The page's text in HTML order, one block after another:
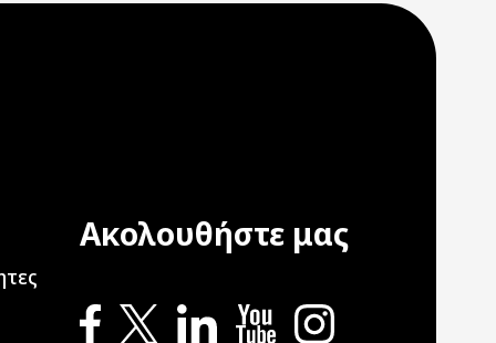
Ακολουθήστε μας